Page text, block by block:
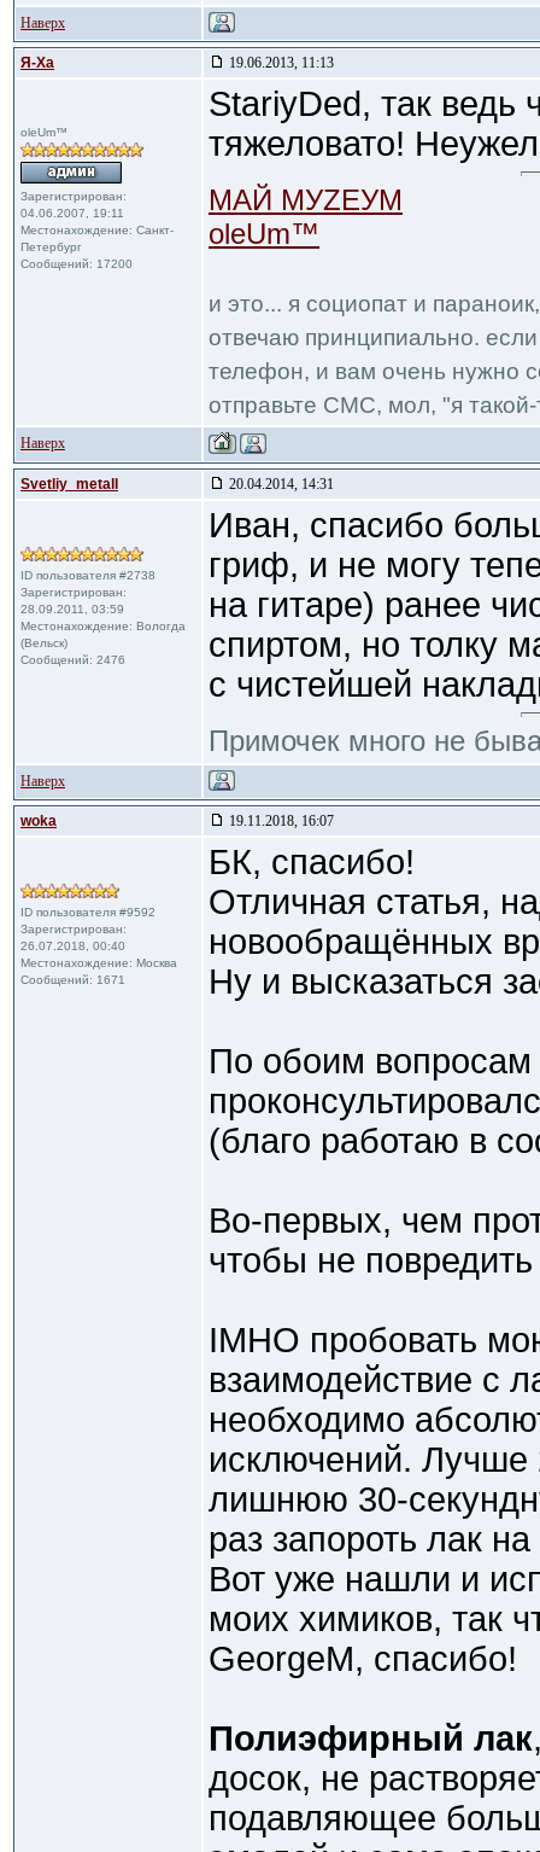
Наверх
Я-Ха 19.06.2013, 11:13
oleUm™
Зарегистрирован:
04.06.2007, 19:11
Местонахождение: Санкт-
Петербург
Сообщений: 17200
StariyDed, так ведь
тяжеловато!
МАЙ МУZЕУМ
oleUm™
и это... я социопат и
отвечаю принципиально.
телефон, и вам очень нужно
отправьте СМС, мол, "я такой-
Наверх
Svetliy_metall 20.04.2014, 14:31
ID пользователя #2738
Зарегистрирован:
28.09.2011, 03:59
Местонахождение: Вологда
(Вельск)
Сообщений: 2476
Иван, спасибо
гриф, и не могу
на гитаре) ранее
спиртом, но толку
с чистейшей
Примочек много не
Наверх
woka 19.11.2018, 16:07
ID пользователя #9592
Зарегистрирован:
26.07.2018, 00:40
Местонахождение: Москва
Сообщений: 1671
БК, спасибо!
Отличная статья,
новообращённых
Ну и высказаться
По обоим вопросам
(благо работаю в
Во-первых, чем
чтобы не
IMHO пробовать
взаимодействие с
необходимо
исключений. Лучше
лишнюю 30-
раз запороть лак
Вот уже нашли и
моих химиков, так
GeorgeM, спасибо!
Полиэфирный лак
досок, не
подавляющее